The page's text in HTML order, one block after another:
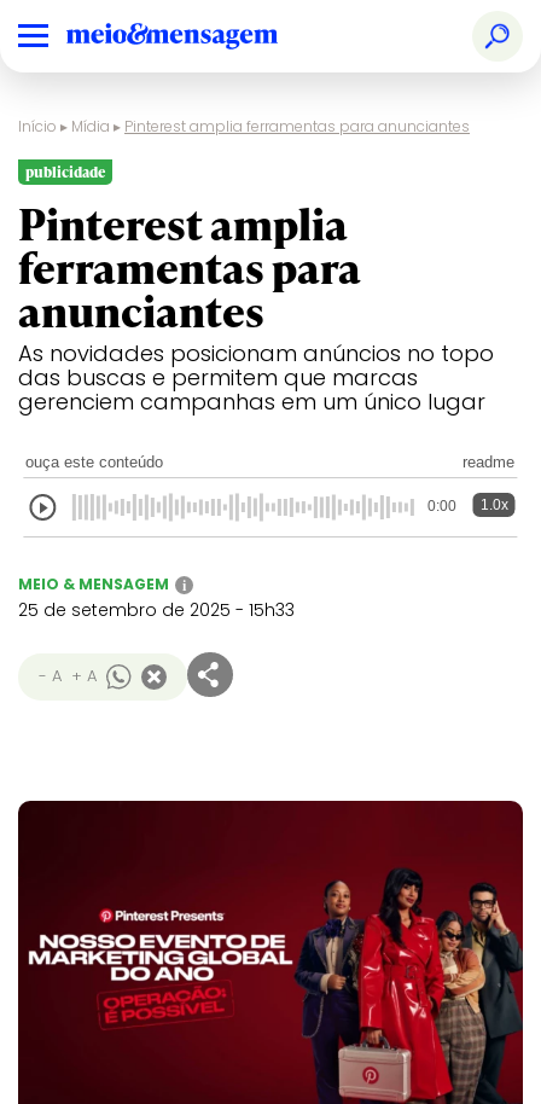
Início ▸ Mídia ▸ Pinterest amplia ferramentas para anunciantes
publicidade
Pinterest amplia
ferramentas para
anunciantes
As novidades posicionam anúncios no topo
das buscas e permitem que marcas
gerenciem campanhas em um único lugar
ouça este conteúdo readme
0:00 1.0x
MEIO & MENSAGEM i
25 de setembro de 2025 - 15h33
- A + A